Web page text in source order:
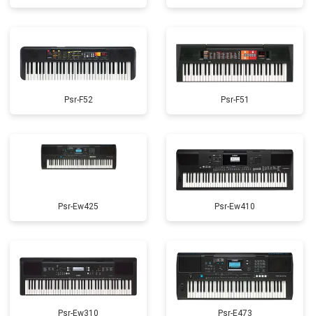
Psr-F52 Psr-F51
Psr-Ew425 Psr-Ew410
Psr-Ew310 Psr-E473